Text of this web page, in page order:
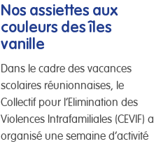
Nos assiettes aux
couleurs des îles
vanille
Dans le cadre des vacances
scolaires réunionnaises, le
Collectif pour l’Elimination des
Violences Intrafamiliales (CEVIF) a
organisé une semaine d’activité